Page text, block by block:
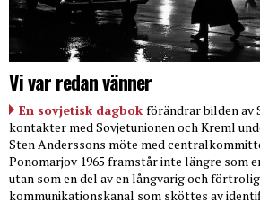
Vi var redan vänner
En sovjetisk dagbok förändrar bilden av
kontakter med Sovjetunionen och Kreml
Sten Anderssons möte med
Ponomarjov 1965 framstår inte längre som
utan som en del av en långvarig och
kommunikationskanal som sköttes av